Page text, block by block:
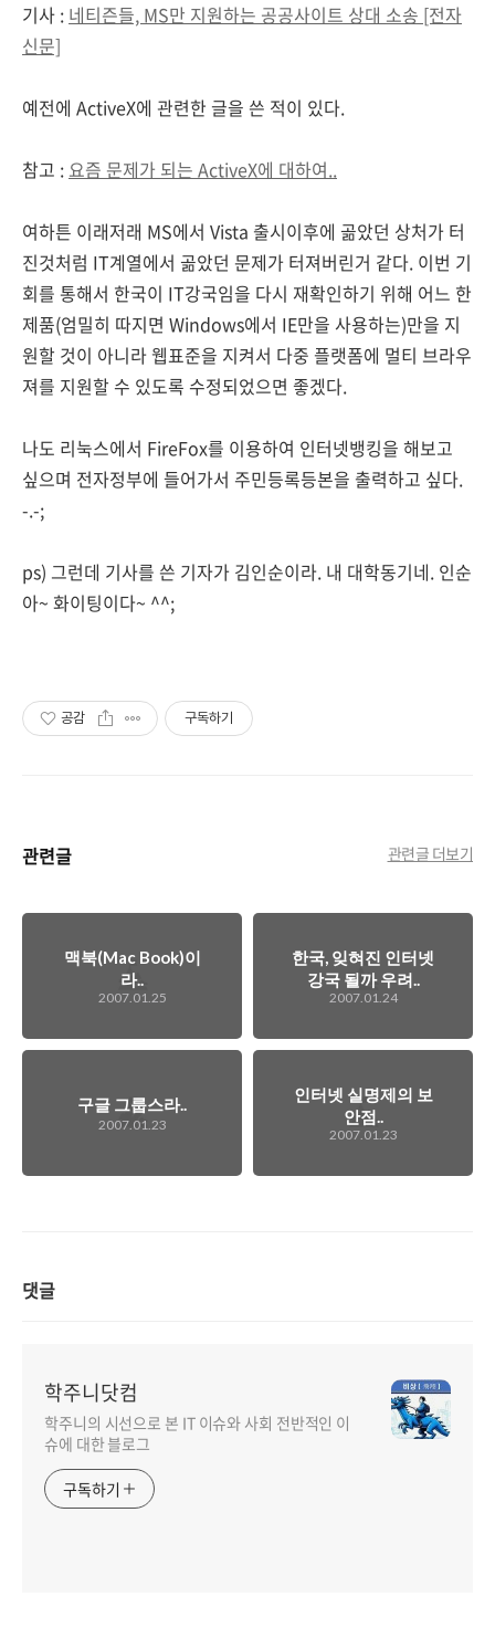
기사 : 네티즌들, MS만 지원하는 공공사이트 상대 소송 [전자
신문]
예전에 ActiveX에 관련한 글을 쓴 적이 있다.
참고 : 요즘 문제가 되는 ActiveX에 대하여..
여하튼 이래저래 MS에서 Vista 출시이후에 곪았던 상처가 터
진것처럼 IT계열에서 곪았던 문제가 터져버린거 같다. 이번 기
회를 통해서 한국이 IT강국임을 다시 재확인하기 위해 어느 한
제품(엄밀히 따지면 Windows에서 IE만을 사용하는)만을 지
원할 것이 아니라 웹표준을 지켜서 다중 플랫폼에 멀티 브라우
져를 지원할 수 있도록 수정되었으면 좋겠다.
나도 리눅스에서 FireFox를 이용하여 인터넷뱅킹을 해보고
싶으며 전자정부에 들어가서 주민등록등본을 출력하고 싶다.
-.-;
ps) 그런데 기사를 쓴 기자가 김인순이라. 내 대학동기네. 인순
아~ 화이팅이다~ ^^;
공감 구독하기
관련글 관련글 더보기
맥북(Mac Book)이
라..
2007.01.25
한국, 잊혀진 인터넷
강국 될까 우려..
2007.01.24
구글 그룹스라..
2007.01.23
인터넷 실명제의 보
안점..
2007.01.23
댓글
학주니닷컴
학주니의 시선으로 본 IT 이슈와 사회 전반적인 이
슈에 대한 블로그
구독하기